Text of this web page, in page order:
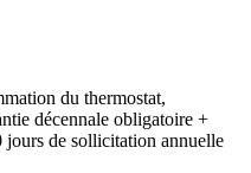
du thermostat,
décennale obligatoire +
jours de sollicitation annuelle